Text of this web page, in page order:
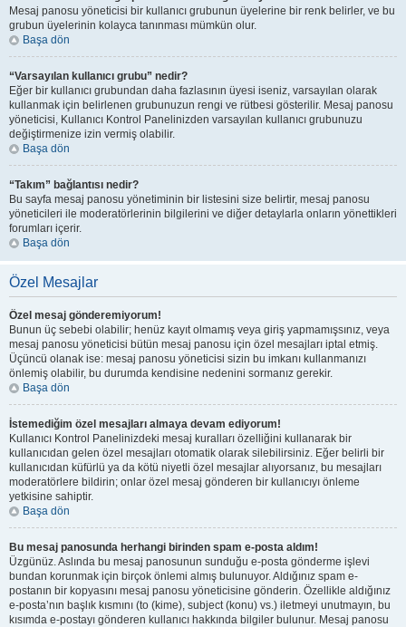
Mesaj panosu yöneticisi bir kullanıcı grubunun üyelerine bir renk belirler, ve bu
grubun üyelerinin kolayca tanınması mümkün olur.
Başa dön
“Varsayılan kullanıcı grubu” nedir?
Eğer bir kullanıcı grubundan daha fazlasının üyesi iseniz, varsayılan olarak
kullanmak için belirlenen grubunuzun rengi ve rütbesi gösterilir. Mesaj panosu
yöneticisi, Kullanıcı Kontrol Panelinizden varsayılan kullanıcı grubunuzu
değiştirmenize izin vermiş olabilir.
Başa dön
“Takım” bağlantısı nedir?
Bu sayfa mesaj panosu yönetiminin bir listesini size belirtir, mesaj panosu
yöneticileri ile moderatörlerinin bilgilerini ve diğer detaylarla onların yönettikleri
forumları içerir.
Başa dön
Özel Mesajlar
Özel mesaj gönderemiyorum!
Bunun üç sebebi olabilir; henüz kayıt olmamış veya giriş yapmamışsınız, veya
mesaj panosu yöneticisi bütün mesaj panosu için özel mesajları iptal etmiş.
Üçüncü olanak ise: mesaj panosu yöneticisi sizin bu imkanı kullanmanızı
önlemiş olabilir, bu durumda kendisine nedenini sormanız gerekir.
Başa dön
İstemediğim özel mesajları almaya devam ediyorum!
Kullanıcı Kontrol Panelinizdeki mesaj kuralları özelliğini kullanarak bir
kullanıcıdan gelen özel mesajları otomatik olarak silebilirsiniz. Eğer belirli bir
kullanıcıdan küfürlü ya da kötü niyetli özel mesajlar alıyorsanız, bu mesajları
moderatörlere bildirin; onlar özel mesaj gönderen bir kullanıcıyı önleme
yetkisine sahiptir.
Başa dön
Bu mesaj panosunda herhangi birinden spam e-posta aldım!
Üzgünüz. Aslında bu mesaj panosunun sunduğu e-posta gönderme işlevi
bundan korunmak için birçok önlemi almış bulunuyor. Aldığınız spam e-
postanın bir kopyasını mesaj panosu yöneticisine gönderin. Özellikle aldığınız
e-posta’nın başlık kısmını (to (kime), subject (konu) vs.) iletmeyi unutmayın, bu
kısımda e-postayı gönderen kullanıcı hakkında bilgiler bulunur. Mesaj panosu